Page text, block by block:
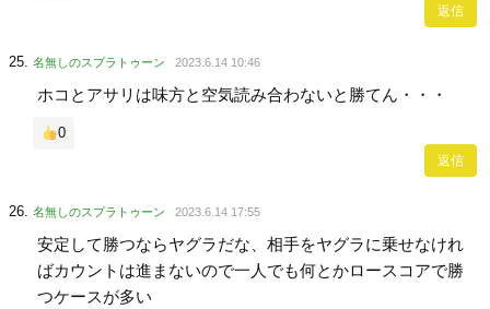
返信
名無しのスプラトゥーン 2023.6.14 10:46
ホコとアサリは味方と空気読み合わないと勝てん・・・
0
返信
名無しのスプラトゥーン 2023.6.14 17:55
安定して勝つならヤグラだな、相手をヤグラに乗せなけれ
ばカウントは進まないので一人でも何とかロースコアで勝
つケースが多い